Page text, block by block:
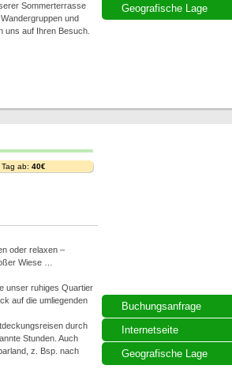
Geografische Lage
Sommerterrasse
und
uns auf Ihren Besuch.
Buchungsanfrage
Internetseite
Geografische Lage
ab: 40€
oder relaxen –
Wiese …
unser ruhiges Quartier
auf die umliegenden
durch
Stunden. Auch
z. Bsp. nach